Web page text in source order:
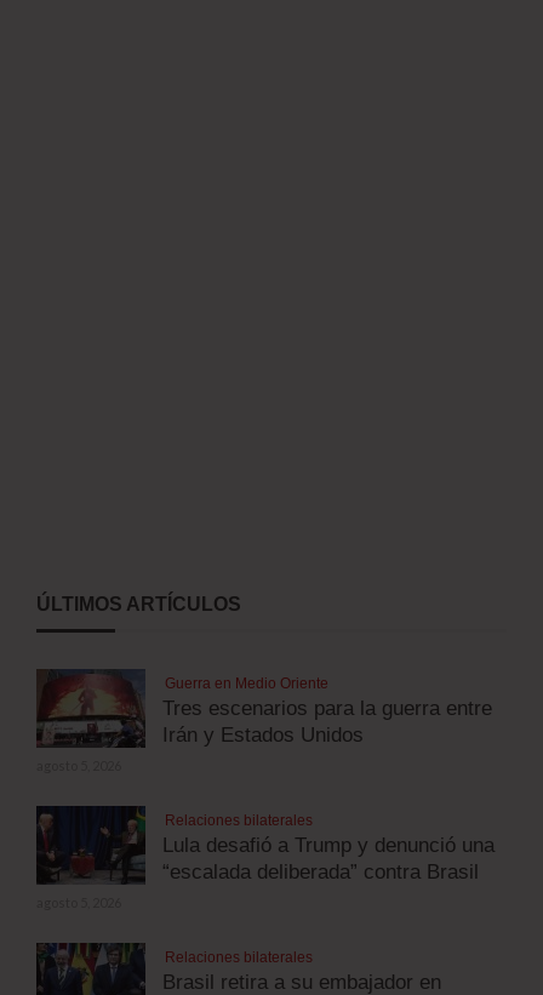
ÚLTIMOS ARTÍCULOS
Guerra en Medio Oriente
Tres escenarios para la guerra entre
Irán y Estados Unidos
Relaciones bilaterales
Lula desafió a Trump y denunció una
“escalada deliberada” contra Brasil
Relaciones bilaterales
Brasil retira a su embajador en